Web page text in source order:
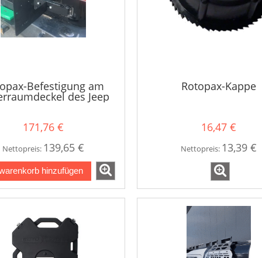
Befestigung am
des Jeep
171,76 €
Nettopreis: 139,65 €
hinzufügen
Rotopax-Kappe
16,47 €
Nettopreis: 13,39 €